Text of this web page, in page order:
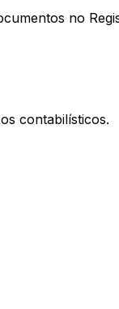
no
contabilísticos.